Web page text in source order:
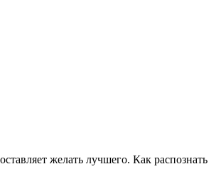
желать лучшего. Как распознать